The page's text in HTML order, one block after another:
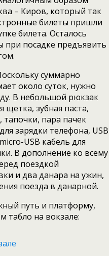
– Киров, который так
билеты пришли
билета. Осталось
при посадке предъявить
суммарно
около суток, нужно
В небольшой рюкзак
щетка, зубная паста,
тапочки, пара пачек
зарядки телефона, USB
USB кабель для
В дополнение ко всему
поездкой
и два данара на ужин,
поезда в данарной.
путь и платформу,
табло на вокзале: